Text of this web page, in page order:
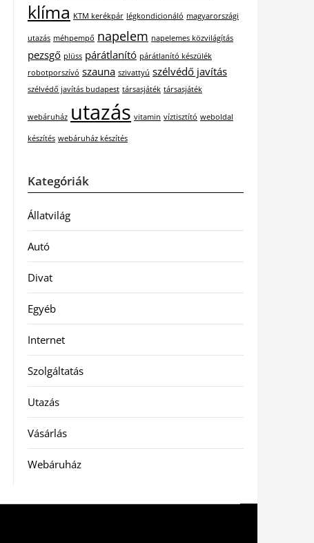
klíma KTM kerékpár légkondicionáló magyarországi
utazás méhpempő napelem napelemes közvilágítás
pezsgő plüss párátlanító párátlanító készülék
robotporszívó szauna szivattyú szélvédő javítás
szélvédő javítás budapest társasjáték társasjáték
webáruház utazás vitamin víztisztító weboldal
készítés webáruház készítés
Kategóriák
Állatvilág
Autó
Divat
Egyéb
Internet
Szolgáltatás
Utazás
Vásárlás
Webáruház